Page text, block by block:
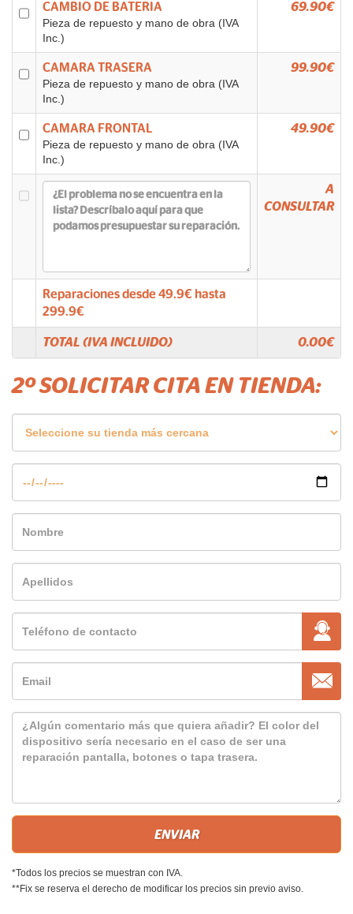
CAMBIO DE BATERIA
Pieza de repuesto y mano de obra (IVA
Inc.)
69.90€
CAMARA TRASERA
Pieza de repuesto y mano de obra (IVA
Inc.)
99.90€
CAMARA FRONTAL
Pieza de repuesto y mano de obra (IVA
Inc.)
49.90€
A
CONSULTAR
Reparaciones desde49.9€ hasta
299.9€
TOTAL (IVA INCLUIDO) 0.00€
2º SOLICITAR CITA EN TIENDA:
*Todos los precios se muestran con IVA.
**Fix se reserva el derecho de modificar los precios sin previo aviso.